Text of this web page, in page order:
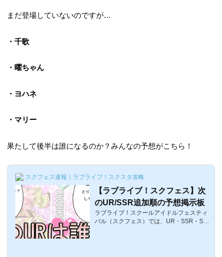
まだ登場していないのですが…
・千歌
・曜ちゃん
・ヨハネ
・マリー
果たして後半は誰になるのか？みんなの予想がこちら！
スクフェス速報｜ラブライブ！スクスタ攻略
【ラブライブ！スクフェス】次
のUR/SSR追加順の予想掲示板
ラブライブ！スクールアイドルフェスティ
バル（スクフェス）では、UR・SSR・SR